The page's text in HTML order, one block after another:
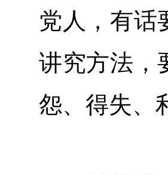
党人，有话
讲究方法，
怨、得失、